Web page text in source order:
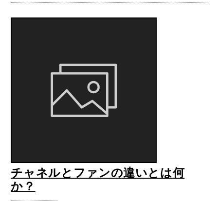
チャネルとファンの違いとは何
か？